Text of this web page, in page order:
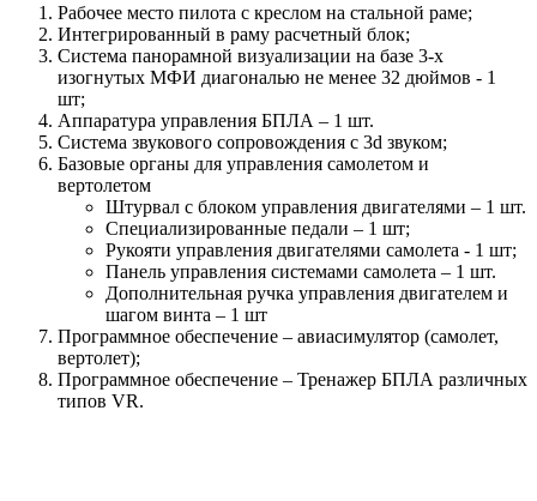
Рабочее место пилота с креслом на стальной раме;
Интегрированный в раму расчетный блок;
Система панорамной визуализации на базе 3-х
изогнутых МФИ диагональю не менее 32 дюймов - 1
шт;
Аппаратура управления БПЛА – 1 шт.
Система звукового сопровождения с 3d звуком;
Базовые органы для управления самолетом и
вертолетом
Штурвал с блоком управления двигателями – 1 шт.
Специализированные педали – 1 шт;
Рукояти управления двигателями самолета - 1 шт;
Панель управления системами самолета – 1 шт.
Дополнительная ручка управления двигателем и
шагом винта – 1 шт
Программное обеспечение – авиасимулятор (самолет,
вертолет);
Программное обеспечение – Тренажер БПЛА различных
типов VR.